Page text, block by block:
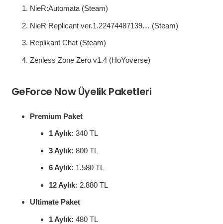
NieR:Automata (Steam)
NieR Replicant ver.1.22474487139… (Steam)
Replikant Chat (Steam)
Zenless Zone Zero v1.4 (HoYoverse)
GeForce Now Üyelik Paketleri
Premium Paket
1 Aylık: 340 TL
3 Aylık: 800 TL
6 Aylık: 1.580 TL
12 Aylık: 2.880 TL
Ultimate Paket
1 Aylık: 480 TL